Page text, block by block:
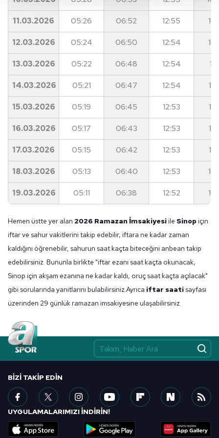
takdirde, kullanıcılara hedefli reklamlar
gösterilmeyecektir."
Sizlere daha iyi bir hizmet sunabilmek için İnternet
Sitemizde kendimize ve üçüncü kişilere ait çerezler
verileriniz işlenmekte olup gerekli olan çerezler bilgi
toplumu hizmetlerinin sunulması amacıyla
kullanılmaktadır. Diğer çerezler, sitemizin daha işlevsel
kılınması ve kişiselleştirilmesi ve sizlere yönelik
reklam/pazarlama faaliyetlerinin yapılması, amaçlarıyla
sınırlı olarak açık rızanız dahilinde kullanılacaktır.
vasıtasıyla belirleyebilirsiniz. Çerezlere ilişkin detaylı bilgi
için Ayarlar butonuna tıklayabilir, Çerez Bilgilendirme
6698 sayılı Kişisel Verilerin Korunması Kanunu uyarınca
hazırlanmış Aydınlatma Metnimizi okumak ve sitemizde
ilgili mevzuata uygun olarak kullanılan çerezlerle ilgili bilgi
almak için lütfen tıklayınız.
11.03.2026 05:26 06:52 12:55
12.03.2026 05:24 06:50 12:54
13.03.2026 05:22 06:48 12:54
14.03.2026 05:21 06:47 12:54
15.03.2026 05:19 06:45 12:53
16.03.2026 05:17 06:43 12:53
17.03.2026 05:15 06:42 12:53
18.03.2026 05:13 06:40 12:53
19.03.2026 05:11 06:38 12:52
Hemen üstte yer alan 2026 Ramazan İmsakiyesi ile Sinop için
iftar ve sahur vakitlerini takip edebilir, iftara ne kadar zaman
kaldığını öğrenebilir, sahurun saat kaçta biteceğini anbean takip
edebilirsiniz. Bununla birlikte "iftar ezanı saat kaçta okunacak,
Sinop için akşam ezanına ne kadar kaldı, oruç saat kaçta açılacak"
gibi sorularında yanıtlarını bulabilirsiniz.Ayrıca iftar saati sayfası
üzerinden 29 günlük ramazan imsakiyesine ulaşabilirsiniz.
BIZI TAKIP EDIN
UYGULAMALARIMIZI İNDİRİN!